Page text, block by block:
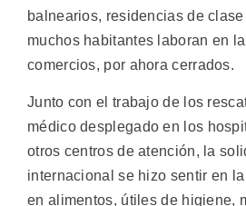
balnearios, residencias de
muchos habitantes laboran en
comercios, por ahora cerrados.
Junto con el trabajo de los
médico desplegado en los
otros centros de atención, la
internacional se hizo sentir en
en alimentos, útiles de higiene,